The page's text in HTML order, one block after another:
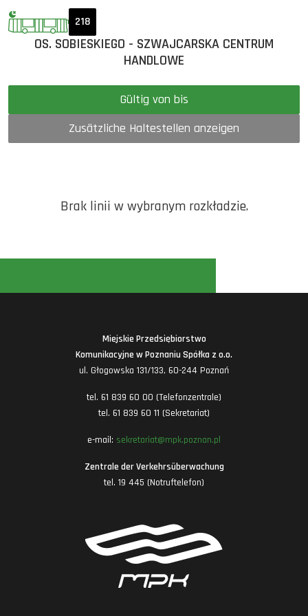
218
OS. SOBIESKIEGO - SZWAJCARSKA CENTRUM
HANDLOWE
Gültig von bis
Zusätzliche Haltestellen anzeigen
Brak linii w wybranym rozkładzie.
Miejskie Przedsiębiorstwo
Komunikacyjne w Poznaniu Spółka z o.o.
ul. Głogowska 131/133, 60-244 Poznań
tel. 61 839 60 00 (Telefonzentrale)
tel. 61 839 60 11 (Sekretariat)
e-mail: sekretariat@mpk.poznan.pl
Zentrale der Verkehrsüberwachung
tel. 19 445 (Notruftelefon)